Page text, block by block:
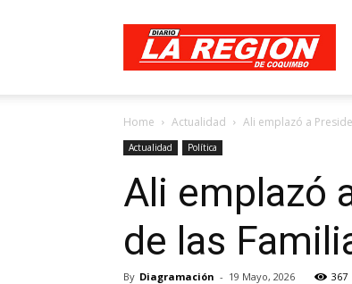
Diario
Región
Home Actualidad Ali emplazó a
Actualidad Política
Ali emplazó
de las
By Diagramación - 19 Mayo, 2026 367